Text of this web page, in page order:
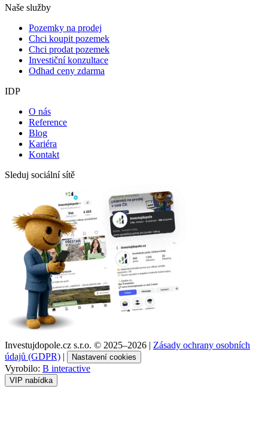
Naše služby
Pozemky na prodej
Chci koupit pozemek
Chci prodat pozemek
Investiční konzultace
Odhad ceny zdarma
IDP
O nás
Reference
Blog
Kariéra
Kontakt
Sleduj sociální sítě
Investujdopole.cz s.r.o. © 2025–2026 | Zásady ochrany osobních
údajů (GDPR) | Nastavení cookies
Vyrobilo: B interactive
VIP nabídka